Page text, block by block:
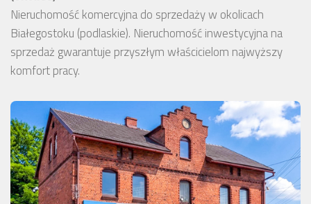
Nieruchomość komercyjna do sprzedaży w okolicach
Białegostoku (podlaskie). Nieruchomość inwestycyjna na
sprzedaż gwarantuje przyszłym właścicielom najwyższy
komfort pracy.